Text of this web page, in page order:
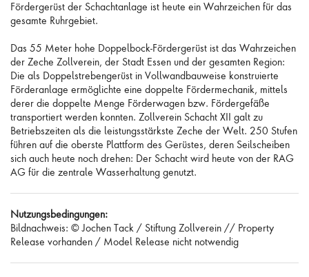
Fördergerüst der Schachtanlage ist heute ein Wahrzeichen für das
gesamte Ruhrgebiet.
Das 55 Meter hohe Doppelbock-Fördergerüst ist das Wahrzeichen
der Zeche Zollverein, der Stadt Essen und der gesamten Region:
Die als Doppelstrebengerüst in Vollwandbauweise konstruierte
Förderanlage ermöglichte eine doppelte Fördermechanik, mittels
derer die doppelte Menge Förderwagen bzw. Fördergefäße
transportiert werden konnten. Zollverein Schacht XII galt zu
Betriebszeiten als die leistungsstärkste Zeche der Welt. 250 Stufen
führen auf die oberste Plattform des Gerüstes, deren Seilscheiben
sich auch heute noch drehen: Der Schacht wird heute von der RAG
AG für die zentrale Wasserhaltung genutzt.
Nutzungsbedingungen:
Bildnachweis: © Jochen Tack / Stiftung Zollverein // Property
Release vorhanden / Model Release nicht notwendig